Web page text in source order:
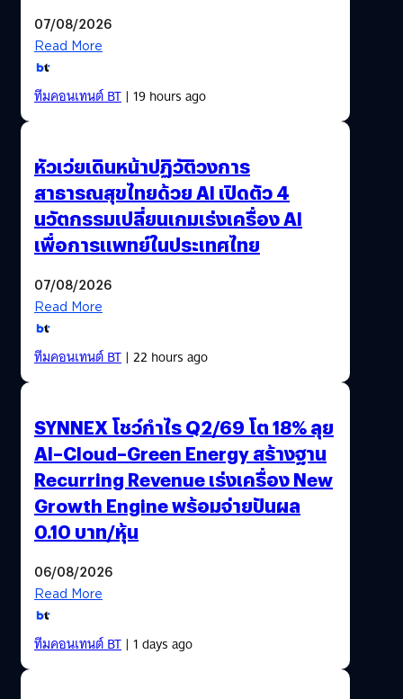
07/08/2026
Read More
ทีมคอนเทนต์ BT| 19 hours ago
หัวเว่ยเดินหน้าปฏิวัติวงการ
สาธารณสุขไทยด้วย AI เปิดตัว 4
นวัตกรรมเปลี่ยนเกมเร่งเครื่อง AI
เพื่อการแพทย์ในประเทศไทย
07/08/2026
Read More
ทีมคอนเทนต์ BT| 22 hours ago
SYNNEX โชว์กำไร Q2/69 โต 18% ลุย
AI–Cloud–Green Energy สร้างฐาน
Recurring Revenue เร่งเครื่อง New
Growth Engine พร้อมจ่ายปันผล
0.10 บาท/หุ้น
06/08/2026
Read More
ทีมคอนเทนต์ BT| 1 days ago